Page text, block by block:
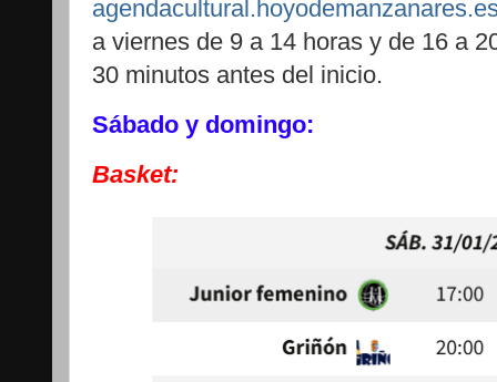
a viernes de 9 a 14 horas y de 16 a
30 minutos antes del inicio.
Sábado y domingo:
Basket: